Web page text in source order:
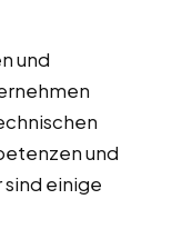
und
und
einige